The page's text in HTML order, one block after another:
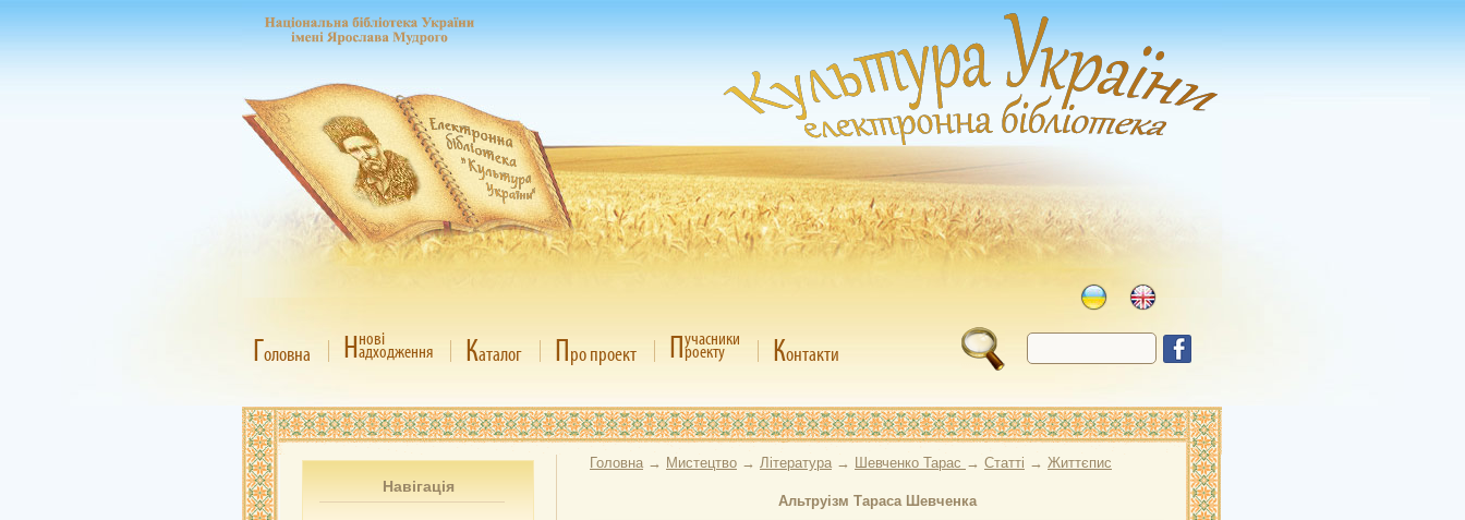
Головна Ннові
адходження Каталог Про проект Пучасники
роекту Контакти
Навігація
Головна → Мистецтво → Література → Шевченко Тарас → Статті → Життєпис
Альтруізм Тараса Шевченка